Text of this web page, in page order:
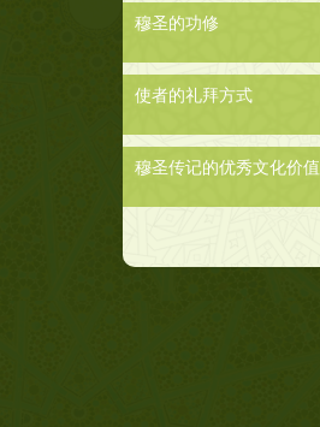
穆圣的功修
使者的礼拜方式
穆圣传记的优秀文化价值